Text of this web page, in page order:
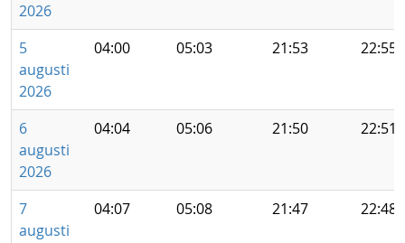
2026
5
augusti
2026
04:00 05:03 21:53 22:55
6
augusti
2026
04:04 05:06 21:50 22:51
7
augusti
04:07 05:08 21:47 22:48